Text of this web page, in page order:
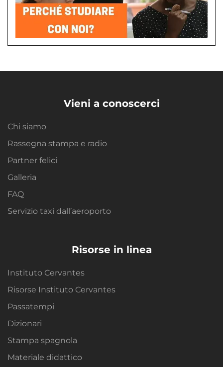
Vieni a conoscerci
Chi siamo
Rassegna stampa e radio
Partner felici
Galleria
FAQ
Servizio taxi dall’aeroporto
Risorse in linea
Instituto Cervantes
Risorse Instituto Cervantes
Passatempi
Dizionari
Stampa spagnola
Materiale didattico